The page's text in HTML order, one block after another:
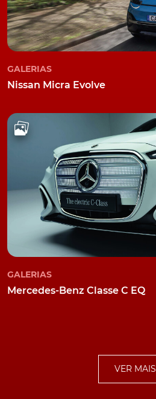
GALERIAS
Nissan Micra Evolve
GALERIAS
Mercedes-Benz Classe C EQ
VER MAIS